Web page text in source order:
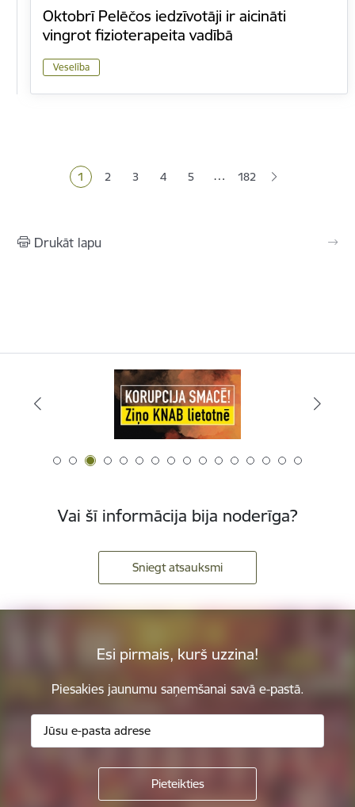
Oktobrī Pelēčos iedzīvotāji ir aicināti
vingrot fizioterapeita vadībā
Veselība
Pašreizējā lapa
1 Lapa
2 Lapa
3 Lapa
4 Lapa
5 … 182
Drukāt lapu
Vai šī informācija bija noderīga?
Sniegt atsauksmi
Esi pirmais, kurš uzzina!
Piesakies jaunumu saņemšanai savā e-pastā.